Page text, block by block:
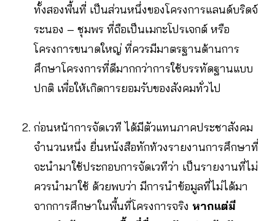
ทั้งสองพื้นที่ เป็นส่วนหนึ่งของโครงการแลนด์บริดจ์
ระนอง – ชุมพร ที่ถือเป็นเมกะโปรเจกต์ หรือ
โครงการขนาดใหญ่ ที่ควรมีมาตรฐานด้านการ
ศึกษาโครงการที่ดีมากกว่าการใช้บรรทัดฐานแบบ
ปกติ เพื่อให้เกิดการยอมรับของสังคมทั่วไป
ก่อนหน้าการจัดเวที ได้มีตัวแทนภาคประชาสังคม
จำนวนหนึ่ง ยื่นหนังสือทักท้วงรายงานการศึกษาที่
จะนำมาใช้ประกอบการจัดเวทีว่า เป็นรายงานที่ไม่
ควรนำมาใช้ ด้วยพบว่า มีการนำข้อมูลที่ไม่ได้มา
จากการศึกษาในพื้นที่โครงการจริง หากแต่มี